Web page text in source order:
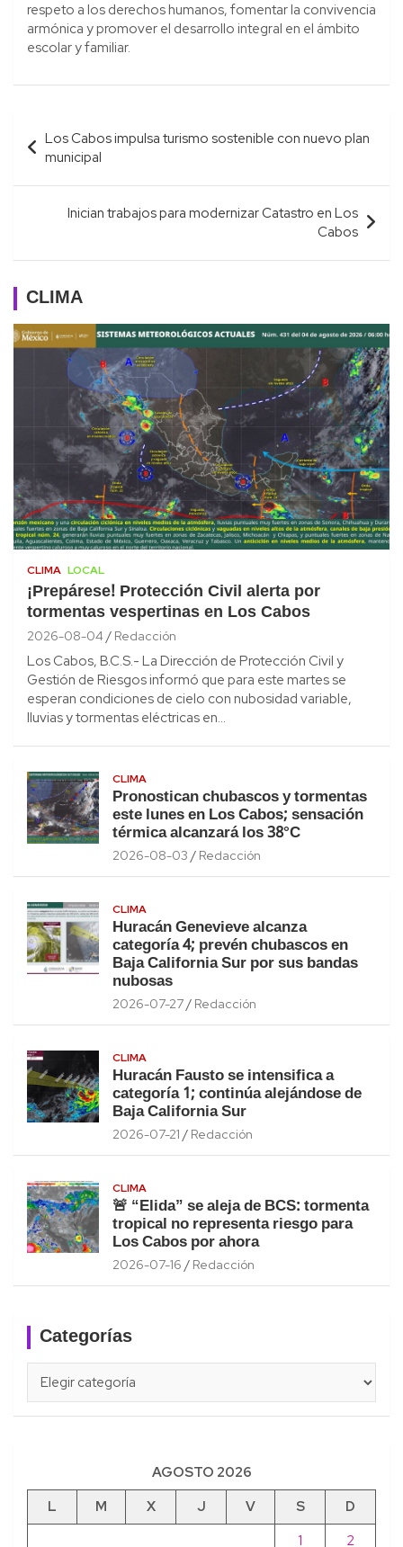
respeto a los derechos humanos, fomentar la convivencia
armónica y promover el desarrollo integral en el ámbito
escolar y familiar.
Navegación
de
entradas
Los Cabos impulsa turismo sostenible con nuevo plan
municipal
Inician trabajos para modernizar Catastro en Los
Cabos
CLIMA
CLIMA LOCAL
¡Prepárese! Protección Civil alerta por
tormentas vespertinas en Los Cabos
2026-08-04 Redacción
Los Cabos, B.C.S.- La Dirección de Protección Civil y
Gestión de Riesgos informó que para este martes se
esperan condiciones de cielo con nubosidad variable,
lluvias y tormentas eléctricas en…
CLIMA
Pronostican chubascos y tormentas
este lunes en Los Cabos; sensación
térmica alcanzará los 38°C
2026-08-03 Redacción
CLIMA
Huracán Genevieve alcanza
categoría 4; prevén chubascos en
Baja California Sur por sus bandas
nubosas
2026-07-27 Redacción
CLIMA
Huracán Fausto se intensifica a
categoría 1; continúa alejándose de
Baja California Sur
2026-07-21 Redacción
CLIMA
🚨 “Elida” se aleja de BCS: tormenta
tropical no representa riesgo para
Los Cabos por ahora
2026-07-16 Redacción
Categorías
AGOSTO 2026
L
M X J V S
D
1
2